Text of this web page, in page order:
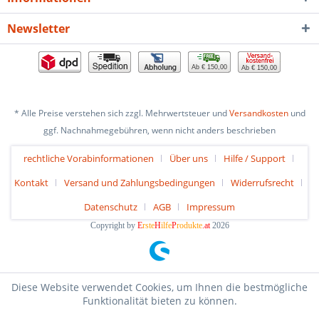
Newsletter
Ab € 150,00 Ab € 150,00
* Alle Preise verstehen sich zzgl. Mehrwertsteuer undVersandkostenund
ggf. Nachnahmegebühren, wenn nicht anders beschrieben
rechtliche Vorabinformationen Über uns
Hilfe / Support
Kontakt
Versand und Zahlungsbedingungen
Widerrufsrecht
Datenschutz
AGB Impressum
Copyright by ErsteHilfeProdukte.at2026
Diese Website verwendet Cookies, um Ihnen die bestmögliche
Funktionalität bieten zu können.